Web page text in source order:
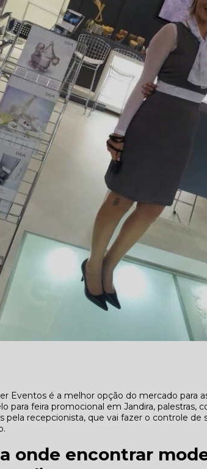
Eventos é a melhor opção do mercado para
para feira promocional em Jandira, palestras,
pela recepcionista, que vai fazer o controle
onde encontrar